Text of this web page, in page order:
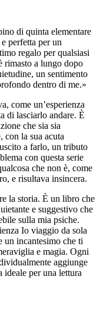
di quinta elementare
perfetta per un
regalo per qualsiasi
rimasto a lungo dopo
un sentimento
dentro di me.»
come un’esperienza
di lasciarlo andare. È
che sia sia
con la sua acuta
a farlo, un tributo
con questa serie
che non è, come
e risultava insincera.
la storia. È un libro che
e suggestivo che
sulla mia psiche.
Io viaggio da sola
un incantesimo che ti
e magia. Ogni
aggiunge
per una lettura